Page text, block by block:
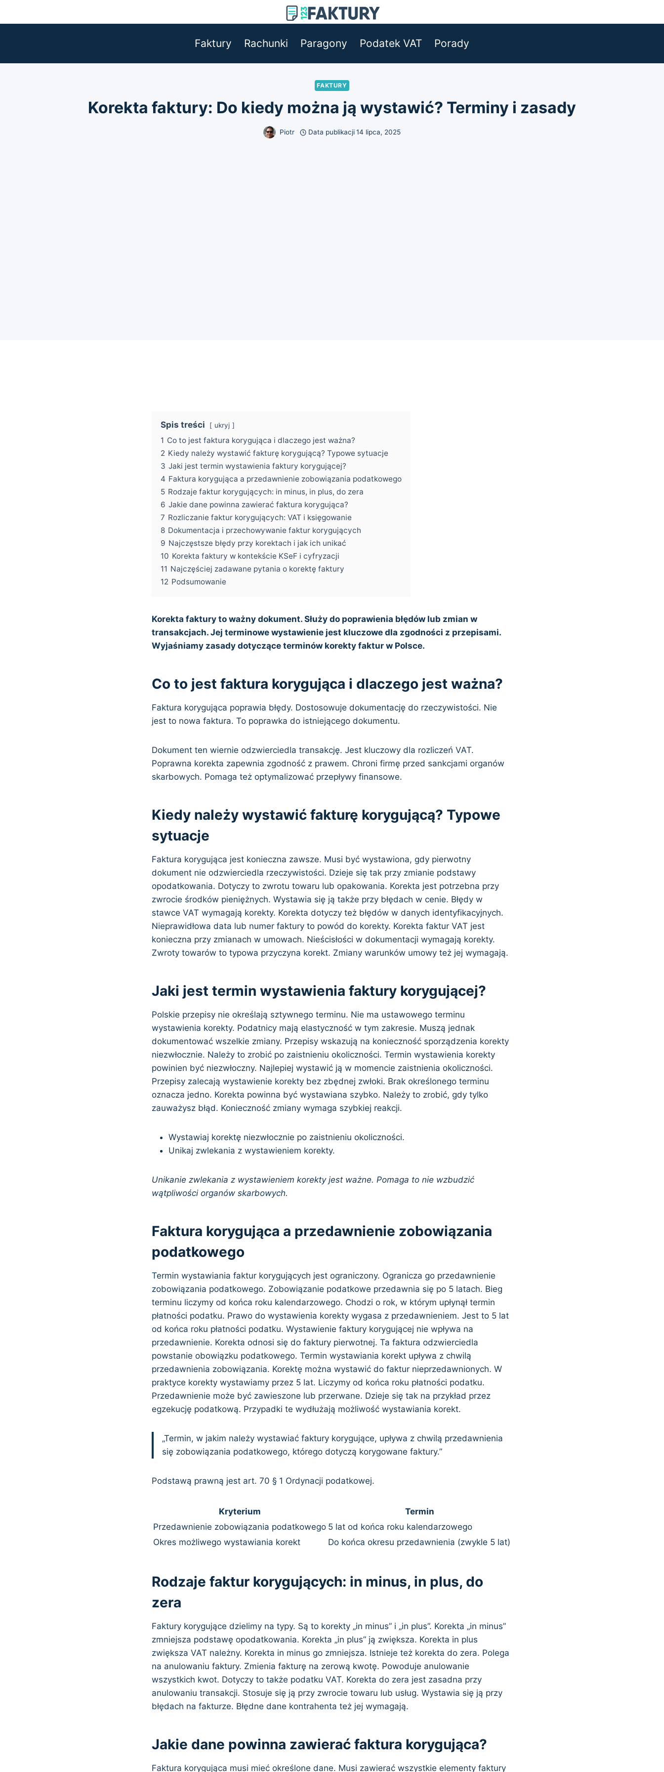
Faktury Rachunki Paragony Podatek VAT Porady
FAKTURY
Korekta faktury: Do kiedy można ją wystawić? Terminy i zasady
Piotr Data publikacji 14 lipca, 2025
Spis treści ukryj
1 Co to jest faktura korygująca i dlaczego jest ważna?
2 Kiedy należy wystawić fakturę korygującą? Typowe sytuacje
3 Jaki jest termin wystawienia faktury korygującej?
4 Faktura korygująca a przedawnienie zobowiązania podatkowego
5 Rodzaje faktur korygujących: in minus, in plus, do zera
6 Jakie dane powinna zawierać faktura korygująca?
7 Rozliczanie faktur korygujących: VAT i księgowanie
8 Dokumentacja i przechowywanie faktur korygujących
9 Najczęstsze błędy przy korektach i jak ich unikać
10 Korekta faktury w kontekście KSeF i cyfryzacji
11 Najczęściej zadawane pytania o korektę faktury
12 Podsumowanie
Korekta faktury to ważny dokument. Służy do poprawienia błędów lub zmian w
transakcjach. Jej terminowe wystawienie jest kluczowe dla zgodności z przepisami.
Wyjaśniamy zasady dotyczące terminów korekty faktur w Polsce.
Co to jest faktura korygująca i dlaczego jest ważna?
Faktura korygująca poprawia błędy. Dostosowuje dokumentację do rzeczywistości. Nie
jest to nowa faktura. To poprawka do istniejącego dokumentu.
Dokument ten wiernie odzwierciedla transakcję. Jest kluczowy dla rozliczeń VAT.
Poprawna korekta zapewnia zgodność z prawem. Chroni firmę przed sankcjami organów
skarbowych. Pomaga też optymalizować przepływy finansowe.
Kiedy należy wystawić fakturę korygującą? Typowe
sytuacje
Faktura korygująca jest konieczna zawsze. Musi być wystawiona, gdy pierwotny
dokument nie odzwierciedla rzeczywistości. Dzieje się tak przy zmianie podstawy
opodatkowania. Dotyczy to zwrotu towaru lub opakowania. Korekta jest potrzebna przy
zwrocie środków pieniężnych. Wystawia się ją także przy błędach w cenie. Błędy w
stawce VAT wymagają korekty. Korekta dotyczy też błędów w danych identyfikacyjnych.
Nieprawidłowa data lub numer faktury to powód do korekty. Korekta faktur VAT jest
konieczna przy zmianach w umowach. Nieścisłości w dokumentacji wymagają korekty.
Zwroty towarów to typowa przyczyna korekt. Zmiany warunków umowy też jej wymagają.
Jaki jest termin wystawienia faktury korygującej?
Polskie przepisy nie określają sztywnego terminu. Nie ma ustawowego terminu
wystawienia korekty. Podatnicy mają elastyczność w tym zakresie. Muszą jednak
dokumentować wszelkie zmiany. Przepisy wskazują na konieczność sporządzenia korekty
niezwłocznie. Należy to zrobić po zaistnieniu okoliczności. Termin wystawienia korekty
powinien być niezwłoczny. Najlepiej wystawić ją w momencie zaistnienia okoliczności.
Przepisy zalecają wystawienie korekty bez zbędnej zwłoki. Brak określonego terminu
oznacza jedno. Korekta powinna być wystawiana szybko. Należy to zrobić, gdy tylko
zauważysz błąd. Konieczność zmiany wymaga szybkiej reakcji.
Wystawiaj korektę niezwłocznie po zaistnieniu okoliczności.
Unikaj zwlekania z wystawieniem korekty.
Unikanie zwlekania z wystawieniem korekty jest ważne. Pomaga to nie wzbudzić
wątpliwości organów skarbowych.
Faktura korygująca a przedawnienie zobowiązania
podatkowego
Termin wystawiania faktur korygujących jest ograniczony. Ogranicza go przedawnienie
zobowiązania podatkowego. Zobowiązanie podatkowe przedawnia się po 5 latach. Bieg
terminu liczymy od końca roku kalendarzowego. Chodzi o rok, w którym upłynął termin
płatności podatku. Prawo do wystawienia korekty wygasa z przedawnieniem. Jest to 5 lat
od końca roku płatności podatku. Wystawienie faktury korygującej nie wpływa na
przedawnienie. Korekta odnosi się do faktury pierwotnej. Ta faktura odzwierciedla
powstanie obowiązku podatkowego. Termin wystawiania korekt upływa z chwilą
przedawnienia zobowiązania. Korektę można wystawić do faktur nieprzedawnionych. W
praktyce korekty wystawiamy przez 5 lat. Liczymy od końca roku płatności podatku.
Przedawnienie może być zawieszone lub przerwane. Dzieje się tak na przykład przez
egzekucję podatkową. Przypadki te wydłużają możliwość wystawiania korekt.
„Termin, w jakim należy wystawiać faktury korygujące, upływa z chwilą przedawnienia
się zobowiązania podatkowego, którego dotyczą korygowane faktury.”
Podstawą prawną jest art. 70 § 1 Ordynacji podatkowej.
Kryterium
Termin
Przedawnienie zobowiązania podatkowego 5 lat od końca roku kalendarzowego
Okres możliwego wystawiania korekt
Do końca okresu przedawnienia (zwykle 5 lat)
Rodzaje faktur korygujących: in minus, in plus, do
zera
Faktury korygujące dzielimy na typy. Są to korekty „in minus” i „in plus”. Korekta „in minus”
zmniejsza podstawę opodatkowania. Korekta „in plus” ją zwiększa. Korekta in plus
zwiększa VAT należny. Korekta in minus go zmniejsza. Istnieje też korekta do zera. Polega
na anulowaniu faktury. Zmienia fakturę na zerową kwotę. Powoduje anulowanie
wszystkich kwot. Dotyczy to także podatku VAT. Korekta do zera jest zasadna przy
anulowaniu transakcji. Stosuje się ją przy zwrocie towaru lub usług. Wystawia się ją przy
błędach na fakturze. Błędne dane kontrahenta też jej wymagają.
Jakie dane powinna zawierać faktura korygująca?
Faktura korygująca musi mieć określone dane. Musi zawierać wszystkie elementy faktury